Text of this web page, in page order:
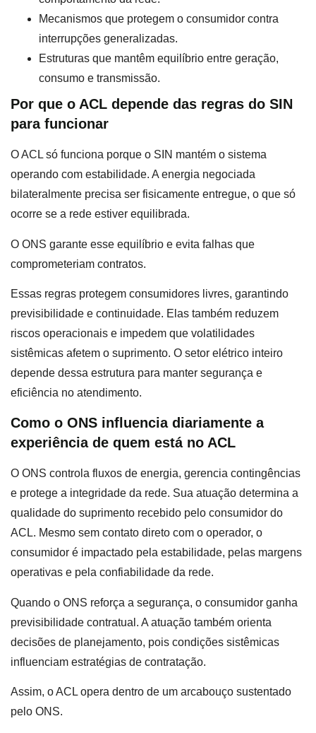
Mecanismos que protegem o consumidor contra
interrupções generalizadas.
Estruturas que mantêm equilíbrio entre geração,
consumo e transmissão.
Por que o ACL depende das regras do SIN
para funcionar
O ACL só funciona porque o SIN mantém o sistema
operando com estabilidade. A energia negociada
bilateralmente precisa ser fisicamente entregue, o que só
ocorre se a rede estiver equilibrada.
O ONS garante esse equilíbrio e evita falhas que
comprometeriam contratos.
Essas regras protegem consumidores livres, garantindo
previsibilidade e continuidade. Elas também reduzem
riscos operacionais e impedem que volatilidades
sistêmicas afetem o suprimento. O setor elétrico inteiro
depende dessa estrutura para manter segurança e
eficiência no atendimento.
Como o ONS influencia diariamente a
experiência de quem está no ACL
O ONS controla fluxos de energia, gerencia contingências
e protege a integridade da rede. Sua atuação determina a
qualidade do suprimento recebido pelo consumidor do
ACL. Mesmo sem contato direto com o operador, o
consumidor é impactado pela estabilidade, pelas margens
operativas e pela confiabilidade da rede.
Quando o ONS reforça a segurança, o consumidor ganha
previsibilidade contratual. A atuação também orienta
decisões de planejamento, pois condições sistêmicas
influenciam estratégias de contratação.
Assim, o ACL opera dentro de um arcabouço sustentado
pelo ONS.